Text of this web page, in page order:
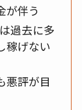
が伴う
過去に多
稼げない
悪評が目